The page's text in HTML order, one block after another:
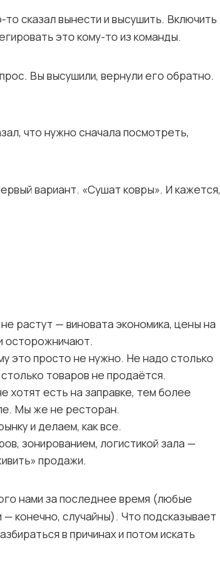
сказал вынести и высушить. Включить
это кому-то из команды.
Вы высушили, вернули его обратно.
что нужно сначала посмотреть,
вариант. «Сушат ковры». И кажется,
растут — виновата экономика, цены на
осторожничают.
это просто не нужно. Не надо столько
товаров не продаётся.
хотят есть на заправке, тем более
Мы же не ресторан.
и делаем, как все.
зонированием, логистикой зала —
продажи.
нами за последнее время (любые
конечно, случайны). Что подсказывает
в причинах и потом искать